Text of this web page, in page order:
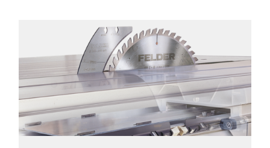
Das optionale „Power-Drive“-Paket bringt mit elektrischer
Sägeblatthöhen- und Winkelverstellung
zehntelmillimetergenaue Präzision und Bedienkomfort der
Extraklasse in Ihre Werkstatt.
Der intelligente Parallelanschlag bringt überragenden Komfort
und beeindruckende Produktivität in jede Werkstatt. Als
Wunschausstattung der K 740 S fährt er per Knopfdruck,